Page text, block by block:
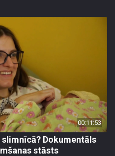
00:11:53
Dokumentāls
stāsts